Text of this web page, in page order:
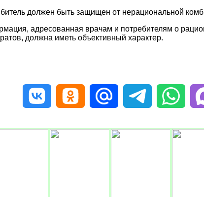
должен быть защищен от нерациональной
адресованная врачам и потребителям о
должна иметь объективный характер.